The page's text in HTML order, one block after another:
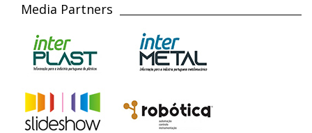
Media Partners